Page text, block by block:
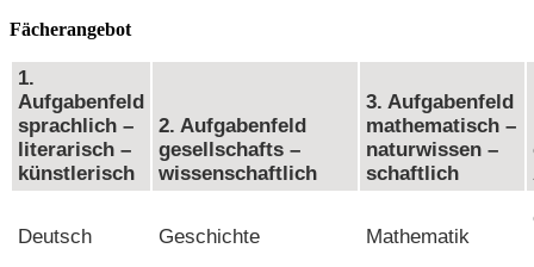
Fächerangebot
1.
Aufgabenfeld
sprachlich –
literarisch –
künstlerisch
2. Aufgabenfeld
gesellschafts –
wissenschaftlich
3. Aufgabenfeld
mathematisch –
naturwissen –
schaftlich
Deutsch Geschichte Mathematik